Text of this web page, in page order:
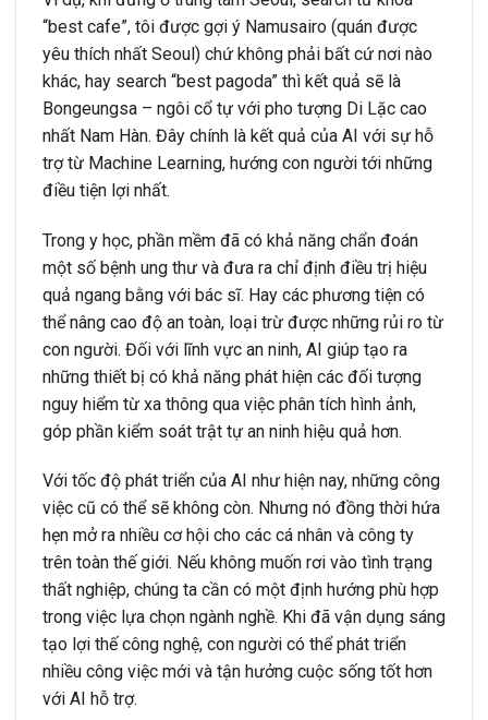
“best cafe”, tôi được gợi ý Namusairo (quán được
yêu thích nhất Seoul) chứ không phải bất cứ nơi nào
khác, hay search “best pagoda” thì kết quả sẽ là
Bongeungsa – ngôi cổ tự với pho tượng Di Lặc cao
nhất Nam Hàn. Đây chính là kết quả của AI với sự hỗ
trợ từ Machine Learning, hướng con người tới những
điều tiện lợi nhất.
Trong y học, phần mềm đã có khả năng chẩn đoán
một số bệnh ung thư và đưa ra chỉ định điều trị hiệu
quả ngang bằng với bác sĩ. Hay các phương tiện có
thể nâng cao độ an toàn, loại trừ được những rủi ro từ
con người. Đối với lĩnh vực an ninh, AI giúp tạo ra
những thiết bị có khả năng phát hiện các đối tượng
nguy hiểm từ xa thông qua việc phân tích hình ảnh,
góp phần kiểm soát trật tự an ninh hiệu quả hơn.
Với tốc độ phát triển của AI như hiện nay, những công
việc cũ có thể sẽ không còn. Nhưng nó đồng thời hứa
hẹn mở ra nhiều cơ hội cho các cá nhân và công ty
trên toàn thế giới. Nếu không muốn rơi vào tình trạng
thất nghiệp, chúng ta cần có một định hướng phù hợp
trong việc lựa chọn ngành nghề. Khi đã vận dụng sáng
tạo lợi thế công nghệ, con người có thể phát triển
nhiều công việc mới và tận hưởng cuộc sống tốt hơn
với AI hỗ trợ.